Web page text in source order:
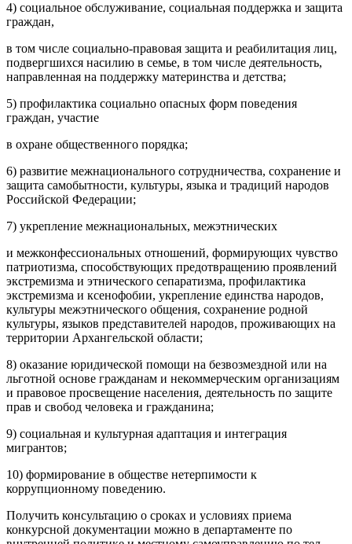
4) социальное обслуживание, социальная поддержка и защита
граждан,
в том числе социально-правовая защита и реабилитация лиц,
подвергшихся насилию в семье, в том числе деятельность,
направленная на поддержку материнства и детства;
5) профилактика социально опасных форм поведения
граждан, участие
в охране общественного порядка;
6) развитие межнационального сотрудничества, сохранение и
защита самобытности, культуры, языка и традиций народов
Российской Федерации;
7) укрепление межнациональных, межэтнических
и межконфессиональных отношений, формирующих чувство
патриотизма, способствующих предотвращению проявлений
экстремизма и этнического сепаратизма, профилактика
экстремизма и ксенофобии, укрепление единства народов,
культуры межэтнического общения, сохранение родной
культуры, языков представителей народов, проживающих на
территории Архангельской области;
8) оказание юридической помощи на безвозмездной или на
льготной основе гражданам и некоммерческим организациям
и правовое просвещение населения, деятельность по защите
прав и свобод человека и гражданина;
9) социальная и культурная адаптация и интеграция
мигрантов;
10) формирование в обществе нетерпимости к
коррупционному поведению.
Получить консультацию о сроках и условиях приема
конкурсной документации можно в департаменте по